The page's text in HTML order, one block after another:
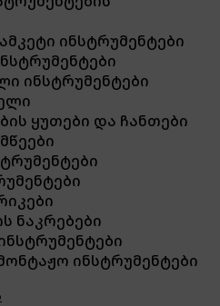
ინსტრუმენტები
ინსტრუმენტები
ყუთები და ჩანთები
ნაკრებები
ინსტრუმენტები